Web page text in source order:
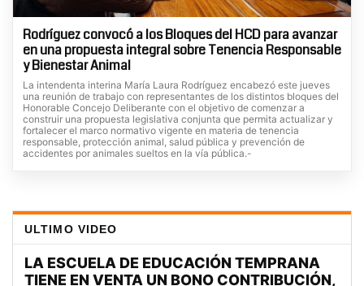
Rodríguez convocó a los Bloques del HCD para avanzar
en una propuesta integral sobre Tenencia Responsable
y Bienestar Animal
La intendenta interina María Laura Rodríguez encabezó este jueves
una reunión de trabajo con representantes de los distintos bloques del
Honorable Concejo Deliberante con el objetivo de comenzar a
construir una propuesta legislativa conjunta que permita actualizar y
fortalecer el marco normativo vigente en materia de tenencia
responsable, protección animal, salud pública y prevención de
accidentes por animales sueltos en la vía pública.-
ULTIMO VIDEO